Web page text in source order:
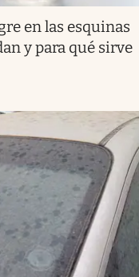
en las esquinas
y para qué sirve